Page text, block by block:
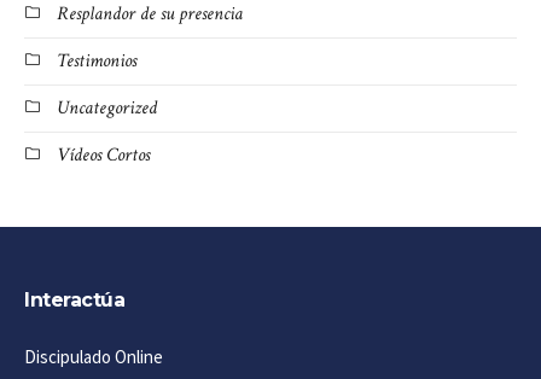
Resplandor de su presencia
Testimonios
Uncategorized
Vídeos Cortos
Interactúa
Discipulado Online